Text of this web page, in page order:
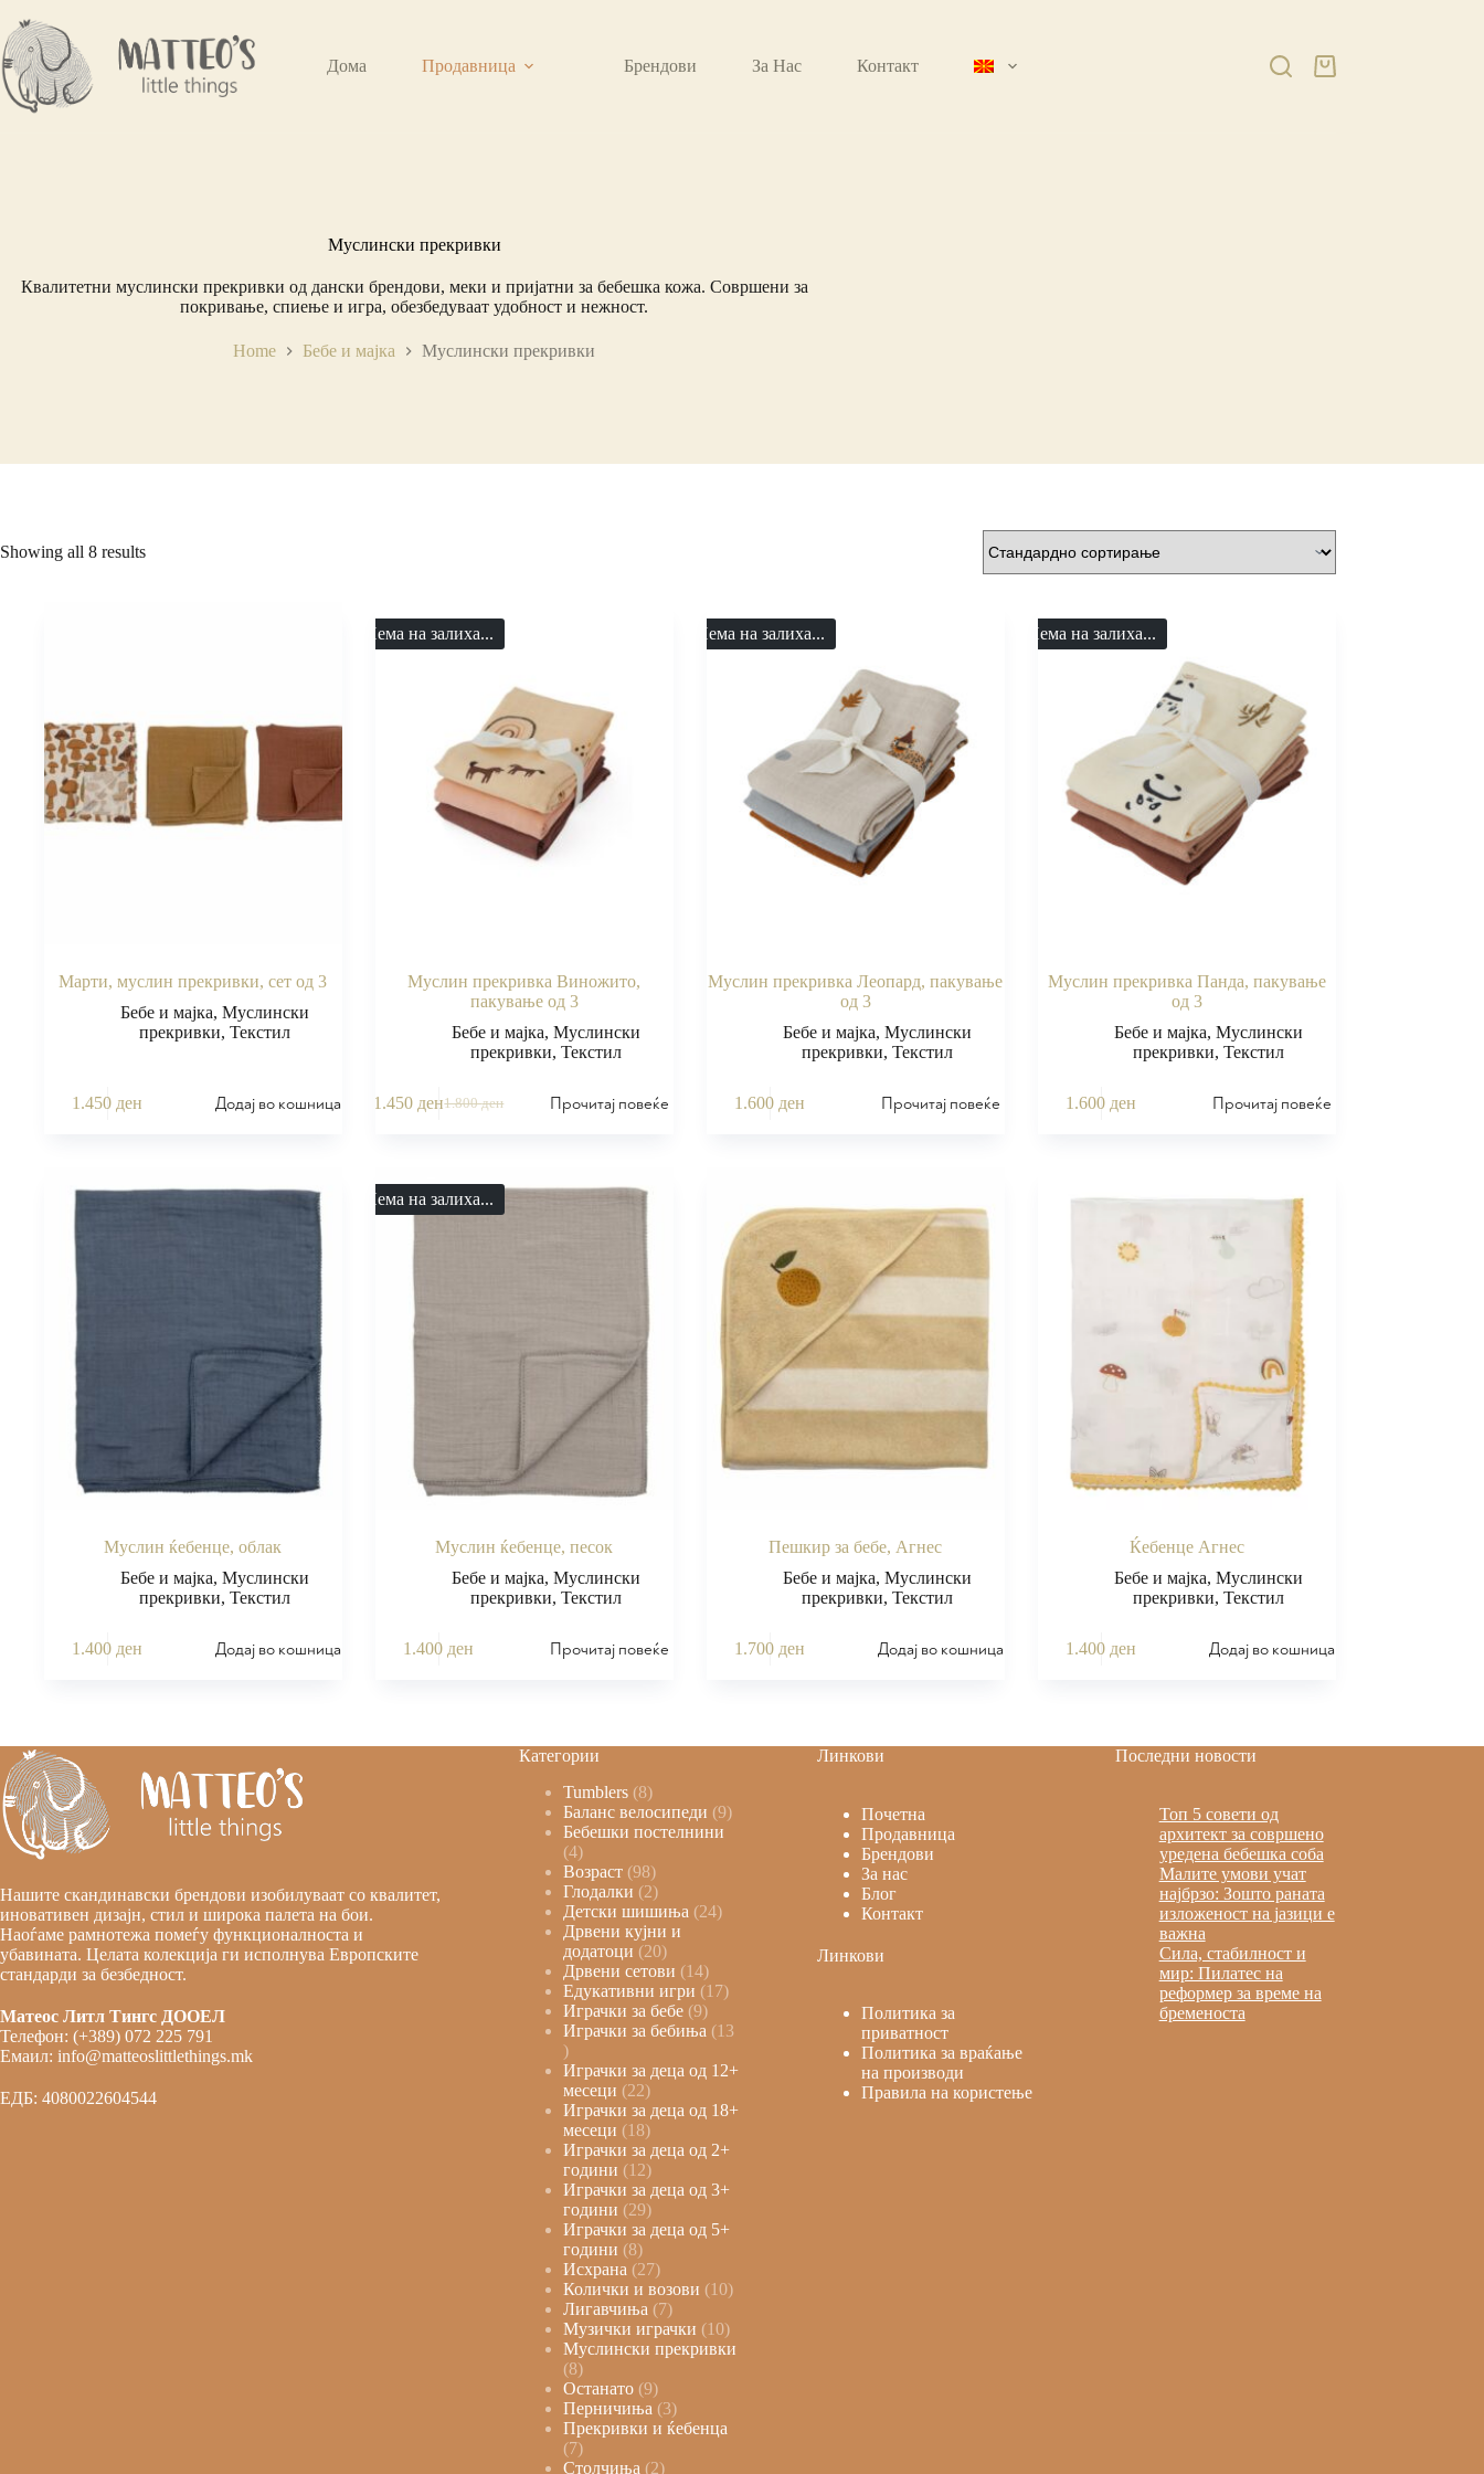
Дома Продавница Брендови За Нас Контакт
Муслински прекривки
Квалитетни муслински прекривки од дански брендови, меки и пријатни за бебешка кожа. Совршени за
покривање, спиење и игра, обезбедуваат удобност и нежност.
Home Бебе и мајка Муслински прекривки
Showing all 8 results
Марти, муслин прекривки, сет од 3
Бебе и мајка,Муслински
прекривки,Текстил
1.450 ден Додај во кошница
Нема на залиха...
Муслин прекривка Виножито,
пакување од 3
Бебе и мајка,Муслински
прекривки,Текстил
1.800ден
1.450 ден Прочитај повеќе
Нема на залиха...
Муслин прекривка Леопард, пакување
од 3
Бебе и мајка,Муслински
прекривки,Текстил
1.600 ден Прочитај повеќе
Нема на залиха...
Муслин прекривка Панда, пакување
од 3
Бебе и мајка,Муслински
прекривки,Текстил
1.600 ден Прочитај повеќе
Муслин ќебенце, облак
Бебе и мајка,Муслински
прекривки,Текстил
1.400 ден Додај во кошница
Нема на залиха...
Муслин ќебенце, песок
Бебе и мајка,Муслински
прекривки,Текстил
1.400 ден Прочитај повеќе
Пешкир за бебе, Агнес
Бебе и мајка,Муслински
прекривки,Текстил
1.700 ден Додај во кошница
Ќебенце Агнес
Бебе и мајка,Муслински
прекривки,Текстил
1.400 ден Додај во кошница
Нашите скандинавски брендови изобилуваат со квалитет,
иновативен дизајн, стил и широка палета на бои.
Наоѓаме рамнотежа помеѓу функционалноста и
убавината. Целата колекција ги исполнува Европските
стандарди за безбедност.
Матеос Литл Тингс ДООЕЛ
Телефон: (+389) 072 225 791
Емаил: info@matteoslittlethings.mk
ЕДБ: 4080022604544
Категории
Tumblers 8
Баланс велосипеди 9
Бебешки постелнини
4
Возраст 98
Глодалки 2
Детски шишиња 24
Дрвени кујни и
додатоци 20
Дрвени сетови 14
Едукативни игри 17
Играчки за бебе 9
Играчки за бебиња 13
Играчки за деца од 12+
месеци 22
Играчки за деца од 18+
месеци 18
Играчки за деца од 2+
години 12
Играчки за деца од 3+
години 29
Играчки за деца од 5+
години 8
Исхрана 27
Колички и возови 10
Лигавчиња 7
Музички играчки 10
Муслински прекривки
8
Останато 9
Перничиња 3
Прекривки и ќебенца
7
Столчиња 2
Линкови
Почетна
Продавница
Брендови
За нас
Блог
Контакт
Линкови
Политика за
приватност
Политика за враќање
на производи
Правила на користење
Последни новости
Топ 5 совети од
архитект за совршено
уредена бебешка соба
Малите умови учат
најбрзо: Зошто раната
изложеност на јазици е
важна
Сила, стабилност и
мир: Пилатес на
реформер за време на
бременоста